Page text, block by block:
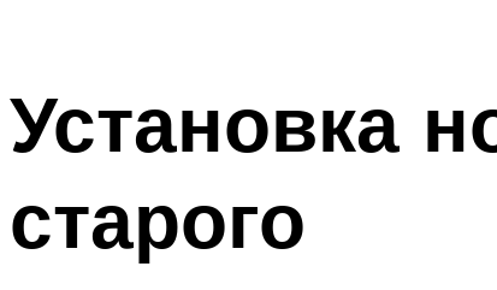
Установка
старого